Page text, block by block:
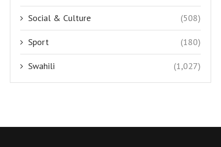
Social & Culture (508)
Sport (180)
Swahili (1,027)